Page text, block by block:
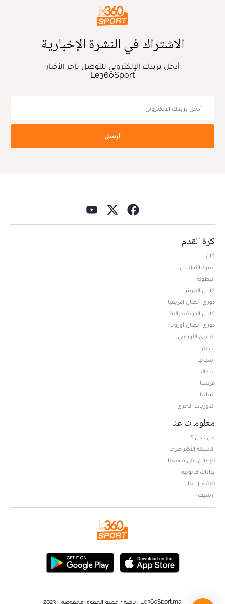
الاشتراك في النشرة الإخبارية
أدخل بريدك الإلكتروني للتوصل بآخر الأخبار
Le360Sport
أرسل
كرة القدم
كان
أسود الأطلس
البطولة
كأس العرش
دوري أبطال افريقيا
كأس الكونفيدرالية
دوري أبطال أوروبا
الدوري الأوروبي
إنجلترا
إسبانيا
إيطاليا
فرنسا
ألمانيا
الدوريات الأخرى
معلومات عنا
من نحن ؟
الأسئلة الأكثر طرحا
للإعلان على موقعنا
بيانات قانونية
للإتصال بنا
أرشيف
Le360Sport.ma رياضة • جميع الحقوق محفوضة - 2023